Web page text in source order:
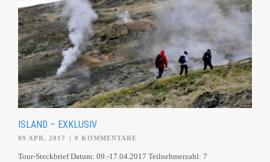
ISLAND – EXKLUSIV
09 APR. 2017 0 KOMMENTARE
Tour-Steckbrief Datum: 09.-17.04.2017 Teilnehmerzahl: 7